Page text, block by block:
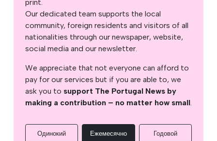
print.
Our dedicated team supports the local
community, foreign residents and visitors of all
nationalities through our newspaper, website,
social media and our newsletter.
We appreciate that not everyone can afford to
pay for our services but if you are able to, we
ask you to support The Portugal News by
making a contribution – no matter how small.
Одинокий Ежемесячно Годовой